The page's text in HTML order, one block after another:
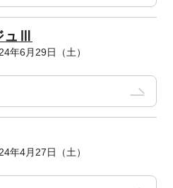
ュⅢ
年6月29日（土）
年4月27日（土）